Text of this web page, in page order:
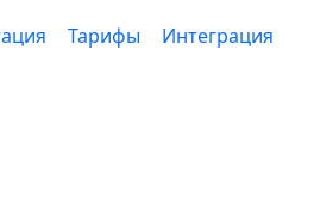
Тарифы Интеграция